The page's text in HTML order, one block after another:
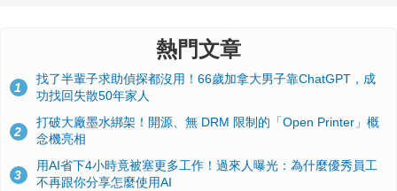
熱門文章
1
找了半輩子求助偵探都沒用！66歲加拿大男子靠ChatGPT，成
功找回失散50年家人
2
打破大廠墨水綁架！開源、無 DRM 限制的「Open Printer」概
念機亮相
3
用AI省下4小時竟被塞更多工作！過來人曝光：為什麼優秀員工
不再跟你分享怎麼使用AI